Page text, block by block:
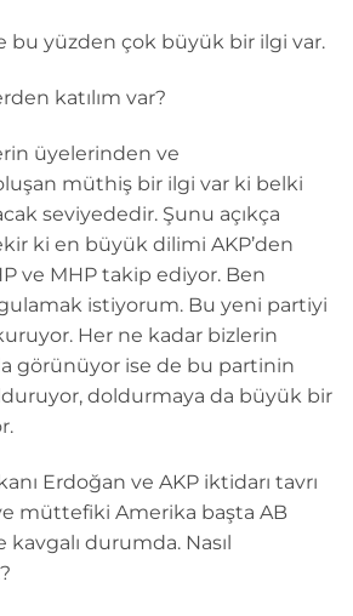
bu yüzden çok büyük bir ilgi var.
katılım var?
üyelerinden ve
müthiş bir ilgi var ki belki
seviyededir. Şunu açıkça
ki en büyük dilimi AKP’den
ve MHP takip ediyor. Ben
istiyorum. Bu yeni partiyi
Her ne kadar bizlerin
görünüyor ise de bu partinin
doldurmaya da büyük bir
Erdoğan ve AKP iktidarı tavrı
müttefiki Amerika başta AB
durumda. Nasıl